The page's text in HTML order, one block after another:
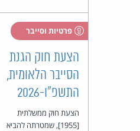
פרטיות וסייבר
הצעת חוק הגנת
הסייבר הלאומית,
התשפ"ו-2026
הצעת חוק ממשלתית
[1955], שמטרתה להביא